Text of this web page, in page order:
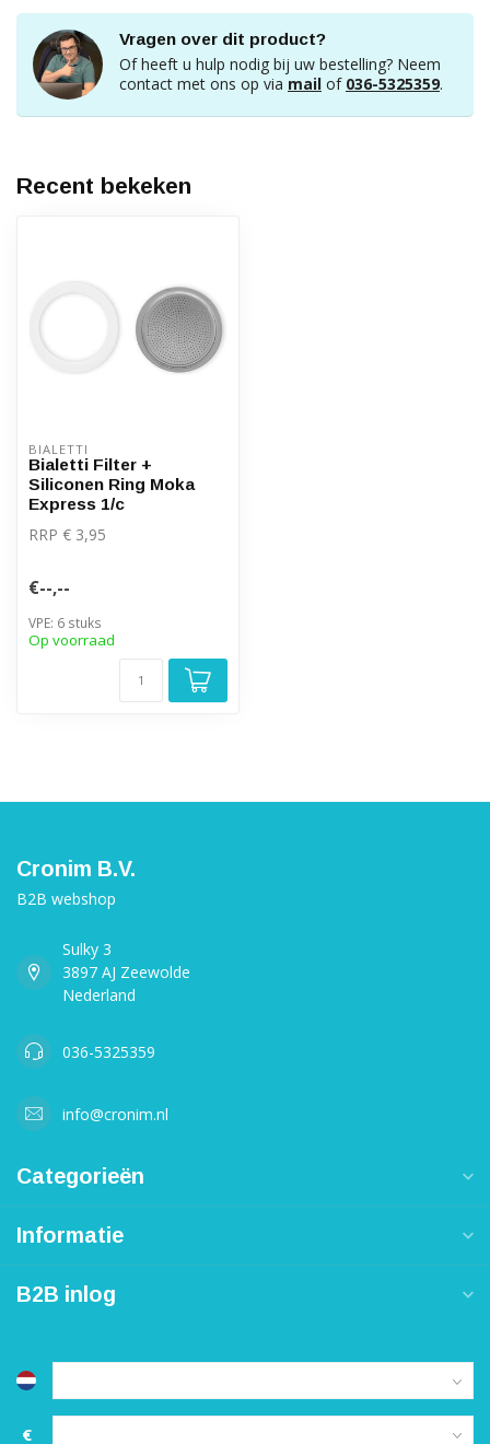
Vragen over dit product?
Of heeft u hulp nodig bij uw bestelling? Neem
contact met ons op via mail of 036-5325359.
Recent bekeken
BIALETTI
Bialetti Filter +
Siliconen Ring Moka
Express 1/c
RRP € 3,95
€--,--
VPE: 6 stuks
Op voorraad
Cronim B.V.
B2B webshop
Sulky 3
3897 AJ Zeewolde
Nederland
036-5325359
info@cronim.nl
Categorieën
Informatie
B2B inlog
€